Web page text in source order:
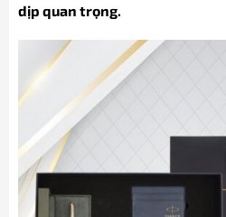
dịp quan trọng.